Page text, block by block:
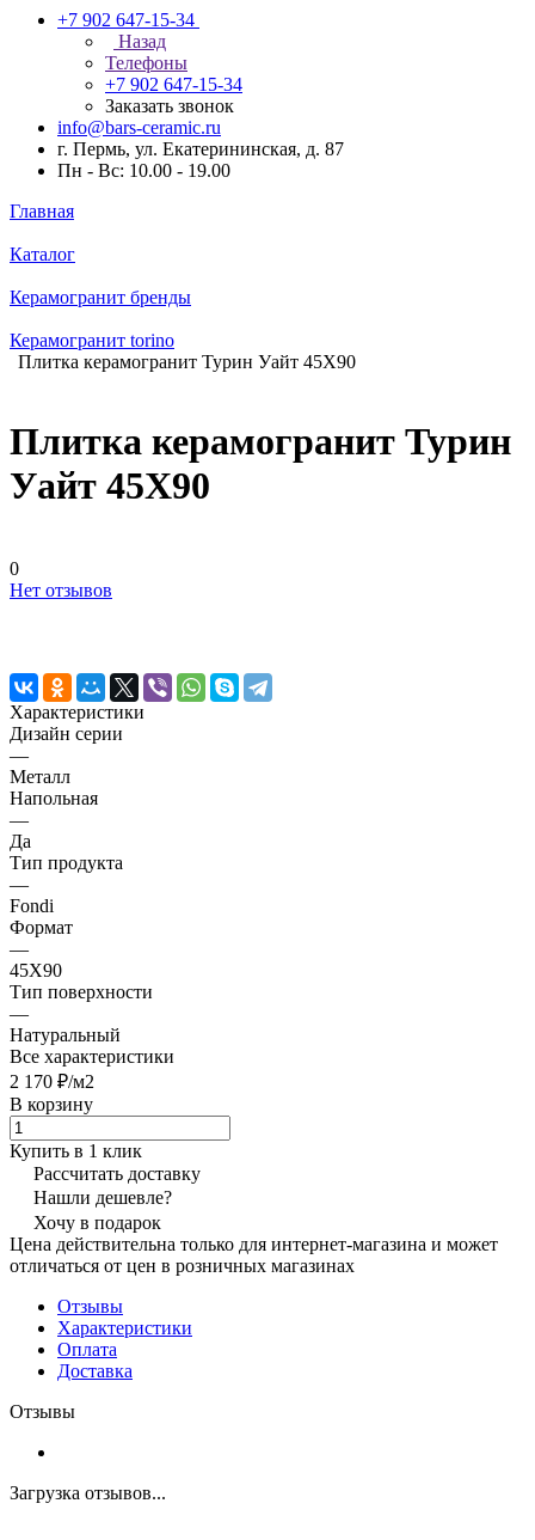
+7 902 647-15-34
Назад
Телефоны
+7 902 647-15-34
Заказать звонок
info@bars-ceramic.ru
г. Пермь, ул. Екатерининская, д. 87
Пн - Вс: 10.00 - 19.00
Главная
Каталог
Керамогранит бренды
Керамогранит torino
Плитка керамогранит Турин Уайт 45X90
Плитка керамогранит Турин
Уайт 45X90
0
Нет отзывов
Характеристики
Дизайн серии
—
Металл
Напольная
—
Да
Тип продукта
—
Fondi
Формат
—
45X90
Тип поверхности
—
Натуральный
Все характеристики
2 170 ₽/м2
В корзину
Купить в 1 клик
Рассчитать доставку
Нашли дешевле?
Хочу в подарок
Цена действительна только для интернет-магазина и может
отличаться от цен в розничных магазинах
Отзывы
Характеристики
Оплата
Доставка
Отзывы
Загрузка отзывов...